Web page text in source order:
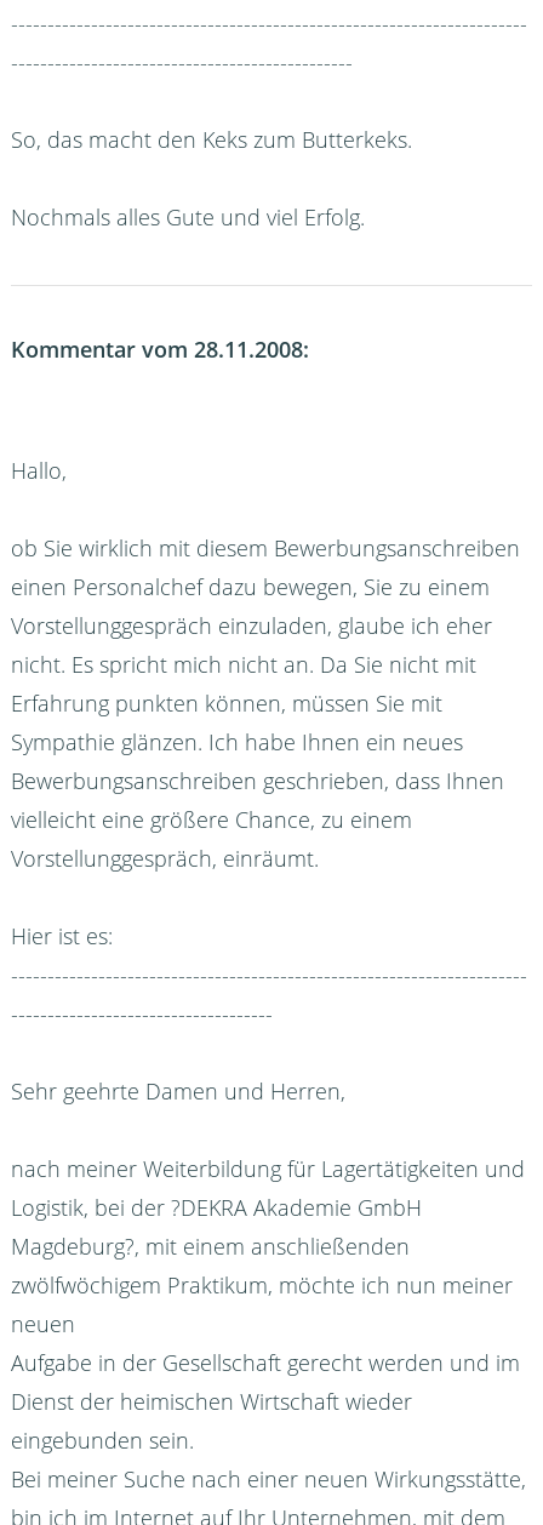
-----------------------------------------------------------------------
-----------------------------------------------
So, das macht den Keks zum Butterkeks.
Nochmals alles Gute und viel Erfolg.
Kommentar vom 28.11.2008:
Hallo,
ob Sie wirklich mit diesem Bewerbungsanschreiben
einen Personalchef dazu bewegen, Sie zu einem
Vorstellunggespräch einzuladen, glaube ich eher
nicht. Es spricht mich nicht an. Da Sie nicht mit
Erfahrung punkten können, müssen Sie mit
Sympathie glänzen. Ich habe Ihnen ein neues
Bewerbungsanschreiben geschrieben, dass Ihnen
vielleicht eine größere Chance, zu einem
Vorstellunggespräch, einräumt.
Hier ist es:
-----------------------------------------------------------------------
------------------------------------
Sehr geehrte Damen und Herren,
nach meiner Weiterbildung für Lagertätigkeiten und
Logistik, bei der ?DEKRA Akademie GmbH
Magdeburg?, mit einem anschließenden
zwölfwöchigem Praktikum, möchte ich nun meiner
neuen
Aufgabe in der Gesellschaft gerecht werden und im
Dienst der heimischen Wirtschaft wieder
eingebunden sein.
Bei meiner Suche nach einer neuen Wirkungsstätte,
bin ich im Internet auf Ihr Unternehmen, mit dem